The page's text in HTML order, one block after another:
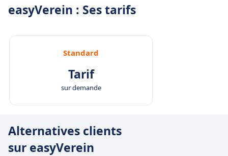
easyVerein : Ses tarifs
Standard
Tarif
sur demande
Alternatives clients
sur easyVerein